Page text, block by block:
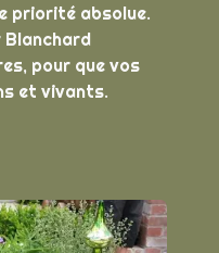
priorité absolue.
pour que vos
et vivants.